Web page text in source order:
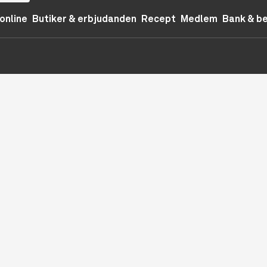
Butiker & erbjudanden Recept Medlem Bank &